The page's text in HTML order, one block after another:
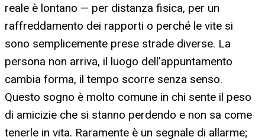
reale è lontano — per distanza fisica, per un
raffreddamento dei rapporti o perché le vite si
sono semplicemente prese strade diverse. La
persona non arriva, il luogo dell'appuntamento
cambia forma, il tempo scorre senza senso.
Questo sogno è molto comune in chi sente il peso
di amicizie che si stanno perdendo e non sa come
tenerle in vita. Raramente è un segnale di allarme;